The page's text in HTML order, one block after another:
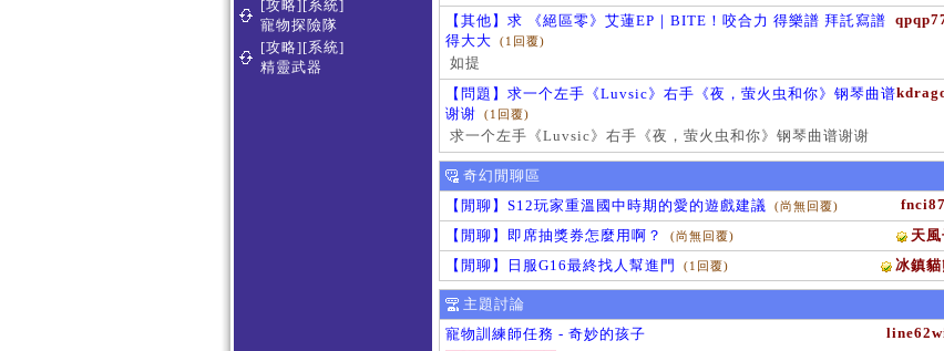
[攻略][系統]
寵物探險隊
[攻略][系統]
精靈武器
【其他】求 《絕區零》艾蓮EP｜BITE！咬合力 得樂譜 拜託寫譜
得大大
(1回覆)
如提
【問題】求一个左手《Luvsic》右手《夜，萤火虫和你》钢琴曲谱
谢谢
(1回覆)
求一个左手《Luvsic》右手《夜，萤火虫和你》钢琴曲谱谢谢
奇幻閒聊區
【閒聊】S12玩家重溫國中時期的愛的遊戲建議 (尚無回覆)
天風
【閒聊】即席抽獎券怎麼用啊？ (尚無回覆)
冰鎮貓
【閒聊】日服G16最終找人幫進門 (1回覆)
主題討論
寵物訓練師任務 - 奇妙的孩子